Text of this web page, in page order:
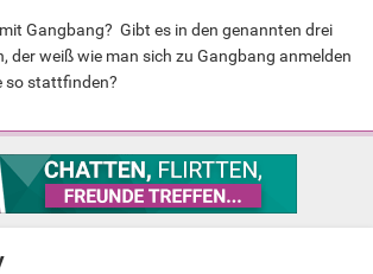
Gangbang? Gibt es in den genannten drei
der weiß wie man sich zu Gangbang anmelden
so stattfinden?